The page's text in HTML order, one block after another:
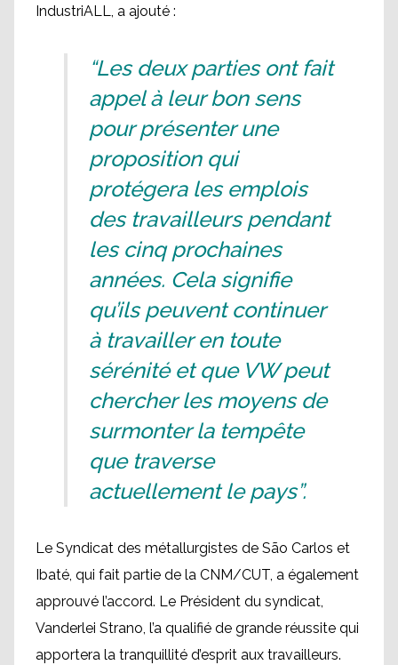
IndustriALL, a ajouté :
“Les deux parties ont fait
appel à leur bon sens
pour présenter une
proposition qui
protégera les emplois
des travailleurs pendant
les cinq prochaines
années. Cela signifie
qu’ils peuvent continuer
à travailler en toute
sérénité et que VW peut
chercher les moyens de
surmonter la tempête
que traverse
actuellement le pays”.
Le Syndicat des métallurgistes de São Carlos et
Ibaté, qui fait partie de la CNM/CUT, a également
approuvé l’accord. Le Président du syndicat,
Vanderlei Strano, l’a qualifié de grande réussite qui
apportera la tranquillité d’esprit aux travailleurs.